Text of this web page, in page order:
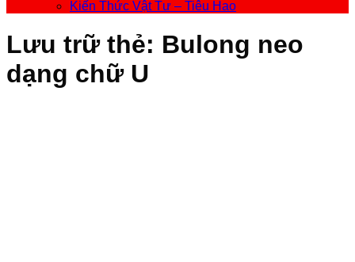
Kiến Thức Vật Tư – Tiêu Hao
Lưu trữ thẻ: Bulong neo
dạng chữ U